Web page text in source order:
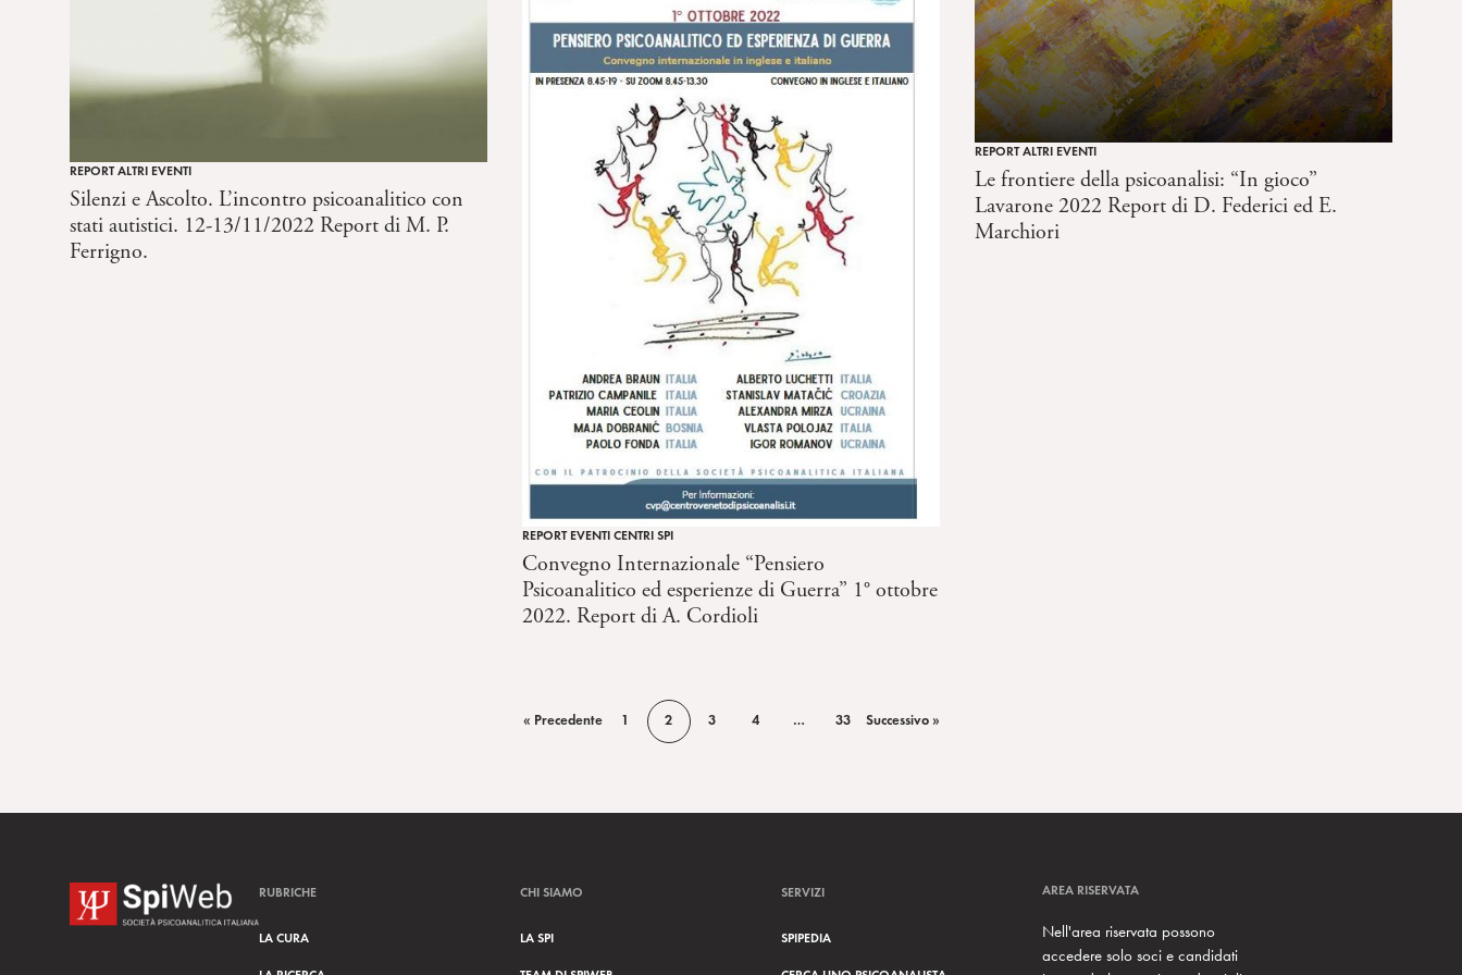
REPORT ALTRI EVENTI
Silenzi e Ascolto. L’incontro psicoanalitico con
stati autistici. 12-13/11/2022 Report di M. P.
Ferrigno.
REPORT EVENTI CENTRI SPI
Convegno Internazionale “Pensiero
Psicoanalitico ed esperienze di Guerra” 1° ottobre
2022. Report di A. Cordioli
REPORT ALTRI EVENTI
Le frontiere della psicoanalisi: “In gioco”
Lavarone 2022 Report di D. Federici ed E.
Marchiori
« Precedente 1 2 3 4 … 33 Successivo »
RUBRICHE
LA CURA
CHI SIAMO
LA SPI
SERVIZI
SPIPEDIA
AREA RISERVATA
Nell'area riservata possono
accedere solo soci e candidati